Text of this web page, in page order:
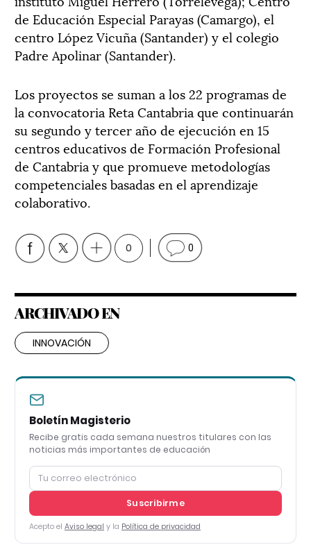
de Educación Especial Parayas (Camargo), el
centro López Vicuña (Santander) y el colegio
Padre Apolinar (Santander).
Los proyectos se suman a los 22 programas de
la convocatoria Reta Cantabria que continuarán
su segundo y tercer año de ejecución en 15
centros educativos de Formación Profesional
de Cantabria y que promueve metodologías
competenciales basadas en el aprendizaje
colaborativo.
0 0
ARCHIVADO EN
INNOVACIÓN
Boletín Magisterio
Recibe gratis cada semana nuestros titulares con las
noticias más importantes de educación
Suscribirme
Acepto el Aviso legal y la Política de privacidad